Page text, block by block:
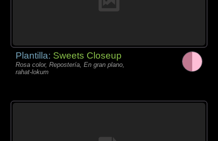
Plantilla: Sweets Closeup
Rosa color, Repostería, En gran plano,
rahat-lokum